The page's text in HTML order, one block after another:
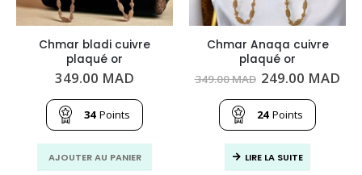
Chmar bladi cuivre
plaqué or
349.00 MAD
34 Points
AJOUTER AU PANIER
Chmar Anaqa cuivre
plaqué or
349.00MAD Le
initial
était :
349.00
MAD.
249.00 MAD
24 Points
LIRE LA SUITE